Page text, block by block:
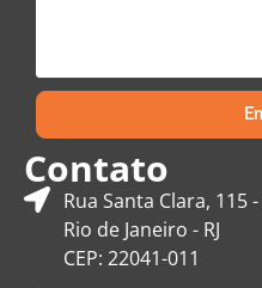
Contato
Rua Santa Clara, 115
Rio de Janeiro - RJ
CEP: 22041-011